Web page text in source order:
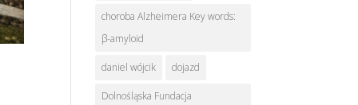
choroba Alzheimera Key words:
β-amyloid
daniel wójcik dojazd
Dolnośląska Fundacja